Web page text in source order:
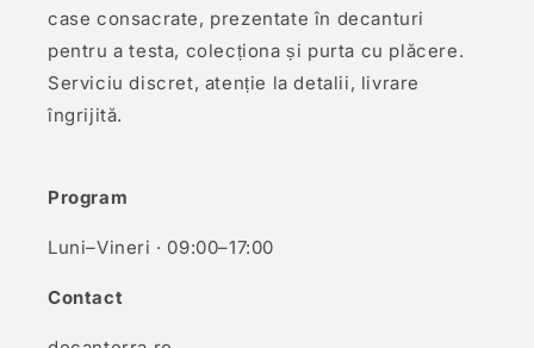
case consacrate, prezentate în decanturi
pentru a testa, colecționa și purta cu plăcere.
Serviciu discret, atenție la detalii, livrare
îngrijită.
Program
Luni–Vineri · 09:00–17:00
Contact